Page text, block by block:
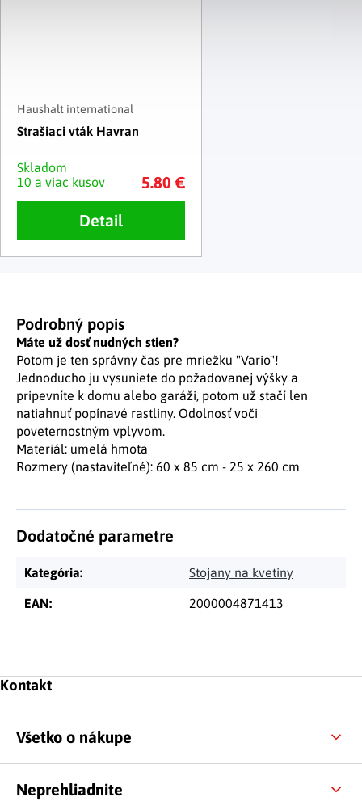
Haushalt international
Strašiaci vták Havran
Skladom
10 a viac kusov
5.80 €
Detail
Podrobný popis
Máte už dosť nudných stien?
Potom je ten správny čas pre mriežku "Vario"!
Jednoducho ju vysuniete do požadovanej výšky a
pripevníte k domu alebo garáži, potom už stačí len
natiahnuť popínavé rastliny. Odolnosť voči
poveternostným vplyvom.
Materiál: umelá hmota
Rozmery (nastaviteľné): 60 x 85 cm - 25 x 260 cm
Dodatočné parametre
Kategória: Stojany na kvetiny
EAN: 2000004871413
Zápätie
Kontakt
Všetko o nákupe
Neprehliadnite